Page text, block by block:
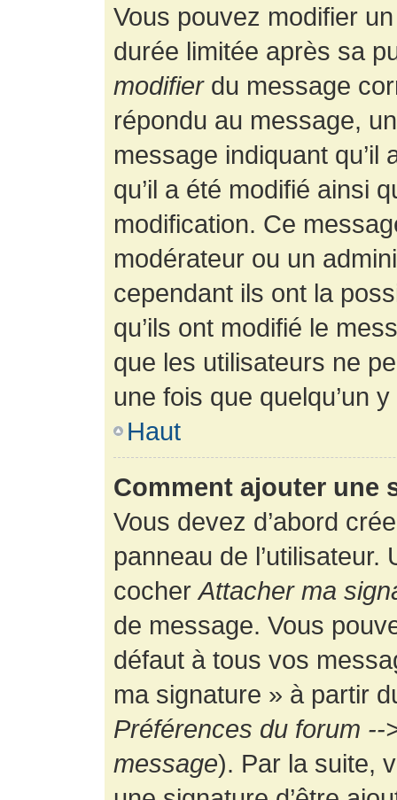
Vous pouvez modifier
durée limitée après sa
modifierdu message
répondu au message,
message indiquant
qu’il a été modifié ainsi
modification. Ce
modérateur ou un
cependant ils ont la
qu’ils ont modifié le
que les utilisateurs ne
une fois que quelqu’un
Haut
Comment ajouter une
Vous devez d’abord
panneau de
cocherAttacher ma
de message. Vous
défaut à tous vos
ma signature » à partir
Préférences du forum
message). Par la suite,